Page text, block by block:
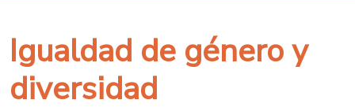
Igualdad de género y
diversidad